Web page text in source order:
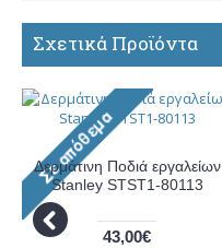
Σχετικά Προϊόντα
Δερμάτινη Ποδιά εργαλείων
Stanley STST1-80113
43,00€